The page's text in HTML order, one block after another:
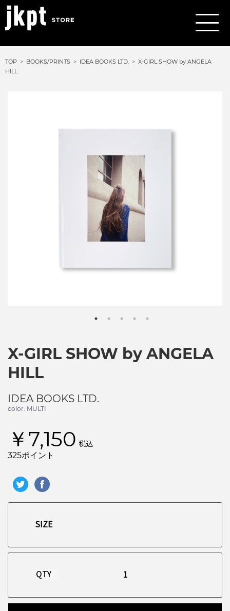
TOP BOOKS/PRINTS IDEA BOOKS LTD.
X-GIRL SHOW by ANGELA
HILL
X-GIRL SHOW by ANGELA
HILL
IDEA BOOKS LTD.
color: MULTI
￥7,150 税込
325ポイント
QTY